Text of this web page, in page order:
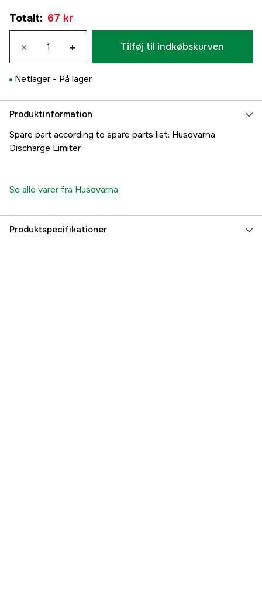
Totalt: 67 kr
× + Tilføj til indkøbskurven
Netlager - På lager
Produktinformation
Spare part according to spare parts list: Husqvarna
Discharge Limiter
Se alle varer fra Husqvarna
Produktspecifikationer